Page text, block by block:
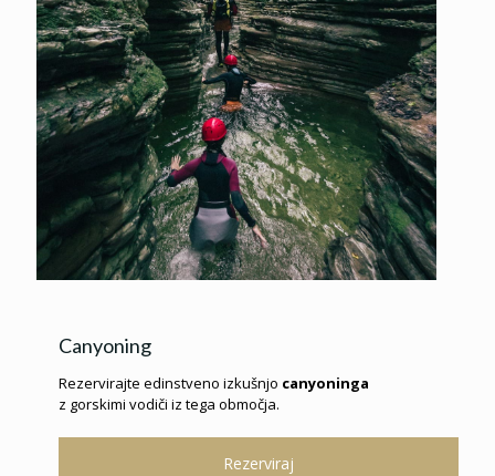
Canyoning
Rezervirajte edinstveno izkušnjo canyoninga
z gorskimi vodiči iz tega območja.
Rezerviraj